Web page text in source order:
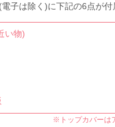
子は除く)に下記の6点が付
い物)
※トップカバーは